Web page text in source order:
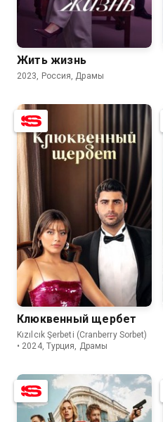
5.8
Жить жизнь
2023, Россия, Драмы
8.5 5.6
Клюквенный щербет
Kızılcık Şerbeti (Cranberry Sorbet)
• 2024, Турция, Драмы